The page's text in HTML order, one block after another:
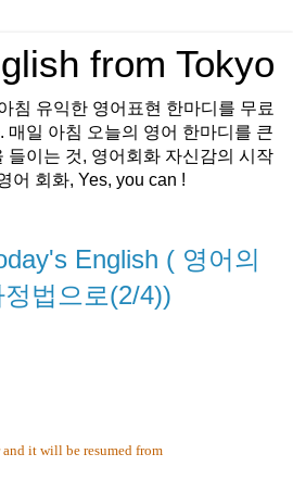
from Tokyo
침 유익한 영어표현 한마디를 무료
매일 아침 오늘의 영어 한마디를 큰
들이는 것, 영어회화 자신감의 시작
어 회화, Yes, you can !
English ( 영어의
법으로(2/4))
it will be resumed from